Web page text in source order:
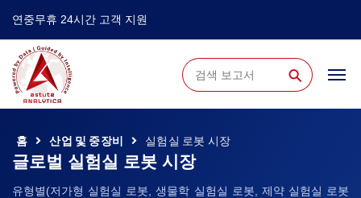
연중무휴 24시간 고객 지원
⚲
홈 산업 및 중장비 실험실 로봇 시장
글로벌 실험실 로봇 시장
유형별(저가형 실험실 로봇, 생물학 실험실 로봇, 제약 실험실 로봇